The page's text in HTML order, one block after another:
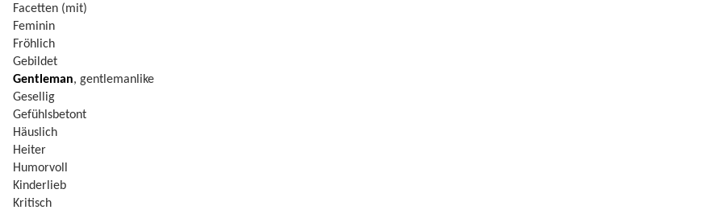
Facetten (mit)
Feminin
Fröhlich
Gebildet
Gentleman, gentlemanlike
Gesellig
Gefühlsbetont
Häuslich
Heiter
Humorvoll
Kinderlieb
Kritisch